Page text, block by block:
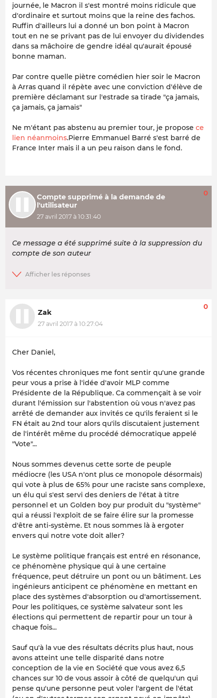
journée, le Macron il s'est montré moins ridicule que
d'ordinaire et surtout moins que la reine des fachos.
Ruffin d'ailleurs lui a donné un bon point à Macron
tout en ne se privant pas de lui envoyer du dividendes
dans sa mâchoire de gendre idéal qu'aurait épousé
bonne maman.
Par contre quelle piètre comédien hier soir le Macron
à Arras quand il répète avec une conviction d'élève de
première déclamant sur l'estrade sa tirade "ça jamais,
ça jamais, ça jamais"
Ne m'étant pas abstenu au premier tour, je propose ce
lien néanmoins.Pierre Emmanuel Barré s'est barré de
France Inter mais il a un peu raison dans le fond.
Compte supprimé à la demande de
l'utilisateur
27 avril 2017 à 10:31:40
0
Ce message a été supprimé suite à la suppression du
compte de son auteur
Zak
27 avril 2017 à 10:27:04
0
Cher Daniel,
Vos récentes chroniques me font sentir qu'une grande
peur vous a prise à l'idée d'avoir MLP comme
Présidente de la République. Ca commençait à se voir
durant l'émission sur l'abstention où vous n'avez pas
arrêté de demander aux invités ce qu'ils feraient si le
FN était au 2nd tour alors qu'ils discutaient justement
de l'intérêt même du procédé démocratique appelé
"Vote"...
Nous sommes devenus cette sorte de peuple
médiocre (les USA n'ont plus ce monopole désormais)
qui vote à plus de 65% pour une raciste sans complexe,
un élu qui s'est servi des deniers de l'état à titre
personnel et un Golden boy pur produit du "système"
qui a réussi l'exploit de se faire élire sur la promesse
d'être anti-système. Et nous sommes là à ergoter
envers qui notre vote doit aller?
Le système politique français est entré en résonance,
ce phénomène physique qui à une certaine
fréquence, peut détruire un pont ou un bâtiment. Les
ingénieurs anticipent ce phénomène en mettant en
place des systèmes d'absorption ou d'amortissement.
Pour les politiques, ce système salvateur sont les
élections qui permettent de repartir pour un tour à
chaque fois...
Sauf qu'à la vue des résultats décrits plus haut, nous
avons atteint une telle disparité dans notre
conception de la vie en Société que vous avez 6,5
chances sur 10 de vous assoir à côté de quelqu'un qui
pense qu'une personne peut voler l'argent de l'état